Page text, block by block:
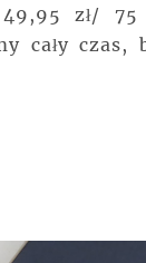
49,95 zł/
cały czas,